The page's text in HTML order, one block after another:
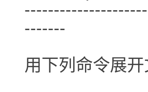
-------
用下列命令展开